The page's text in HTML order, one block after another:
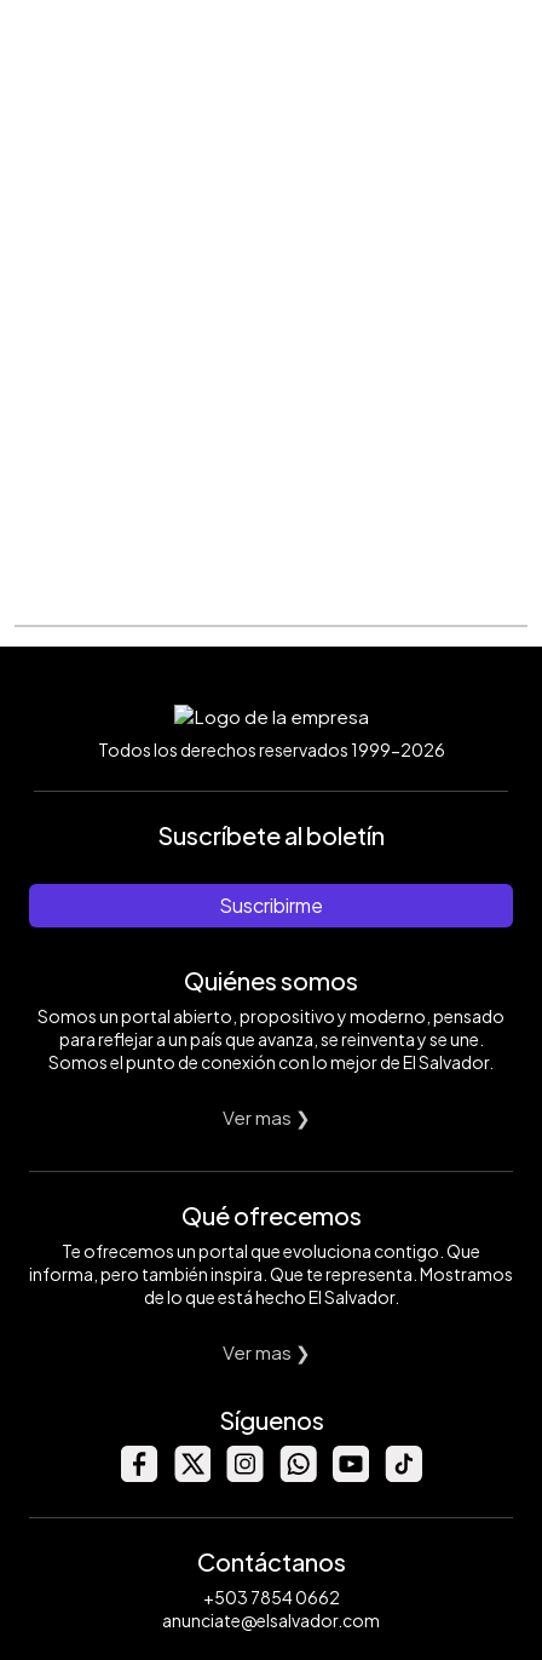
Todos los derechos reservados 1999-2026
Suscríbete al boletín
Suscribirme
Quiénes somos
Somos un portal abierto, propositivo y moderno, pensado
para reflejar a un país que avanza, se reinventa y se une.
Somos el punto de conexión con lo mejor de El Salvador.
Ver mas ❯
Qué ofrecemos
Te ofrecemos un portal que evoluciona contigo. Que
informa, pero también inspira. Que te representa. Mostramos
de lo que está hecho El Salvador.
Ver mas ❯
Síguenos
Contáctanos
+503 7854 0662
anunciate@elsalvador.com